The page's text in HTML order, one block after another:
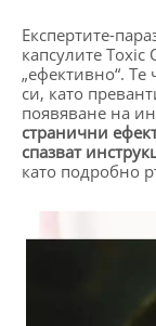
Експертите-
капсулите Toxic
„ефективно“. Те
си, като
появяване на
странични
спазват
като подробно